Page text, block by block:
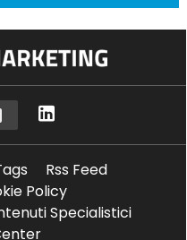
Rss Feed
Policy
Specialistici